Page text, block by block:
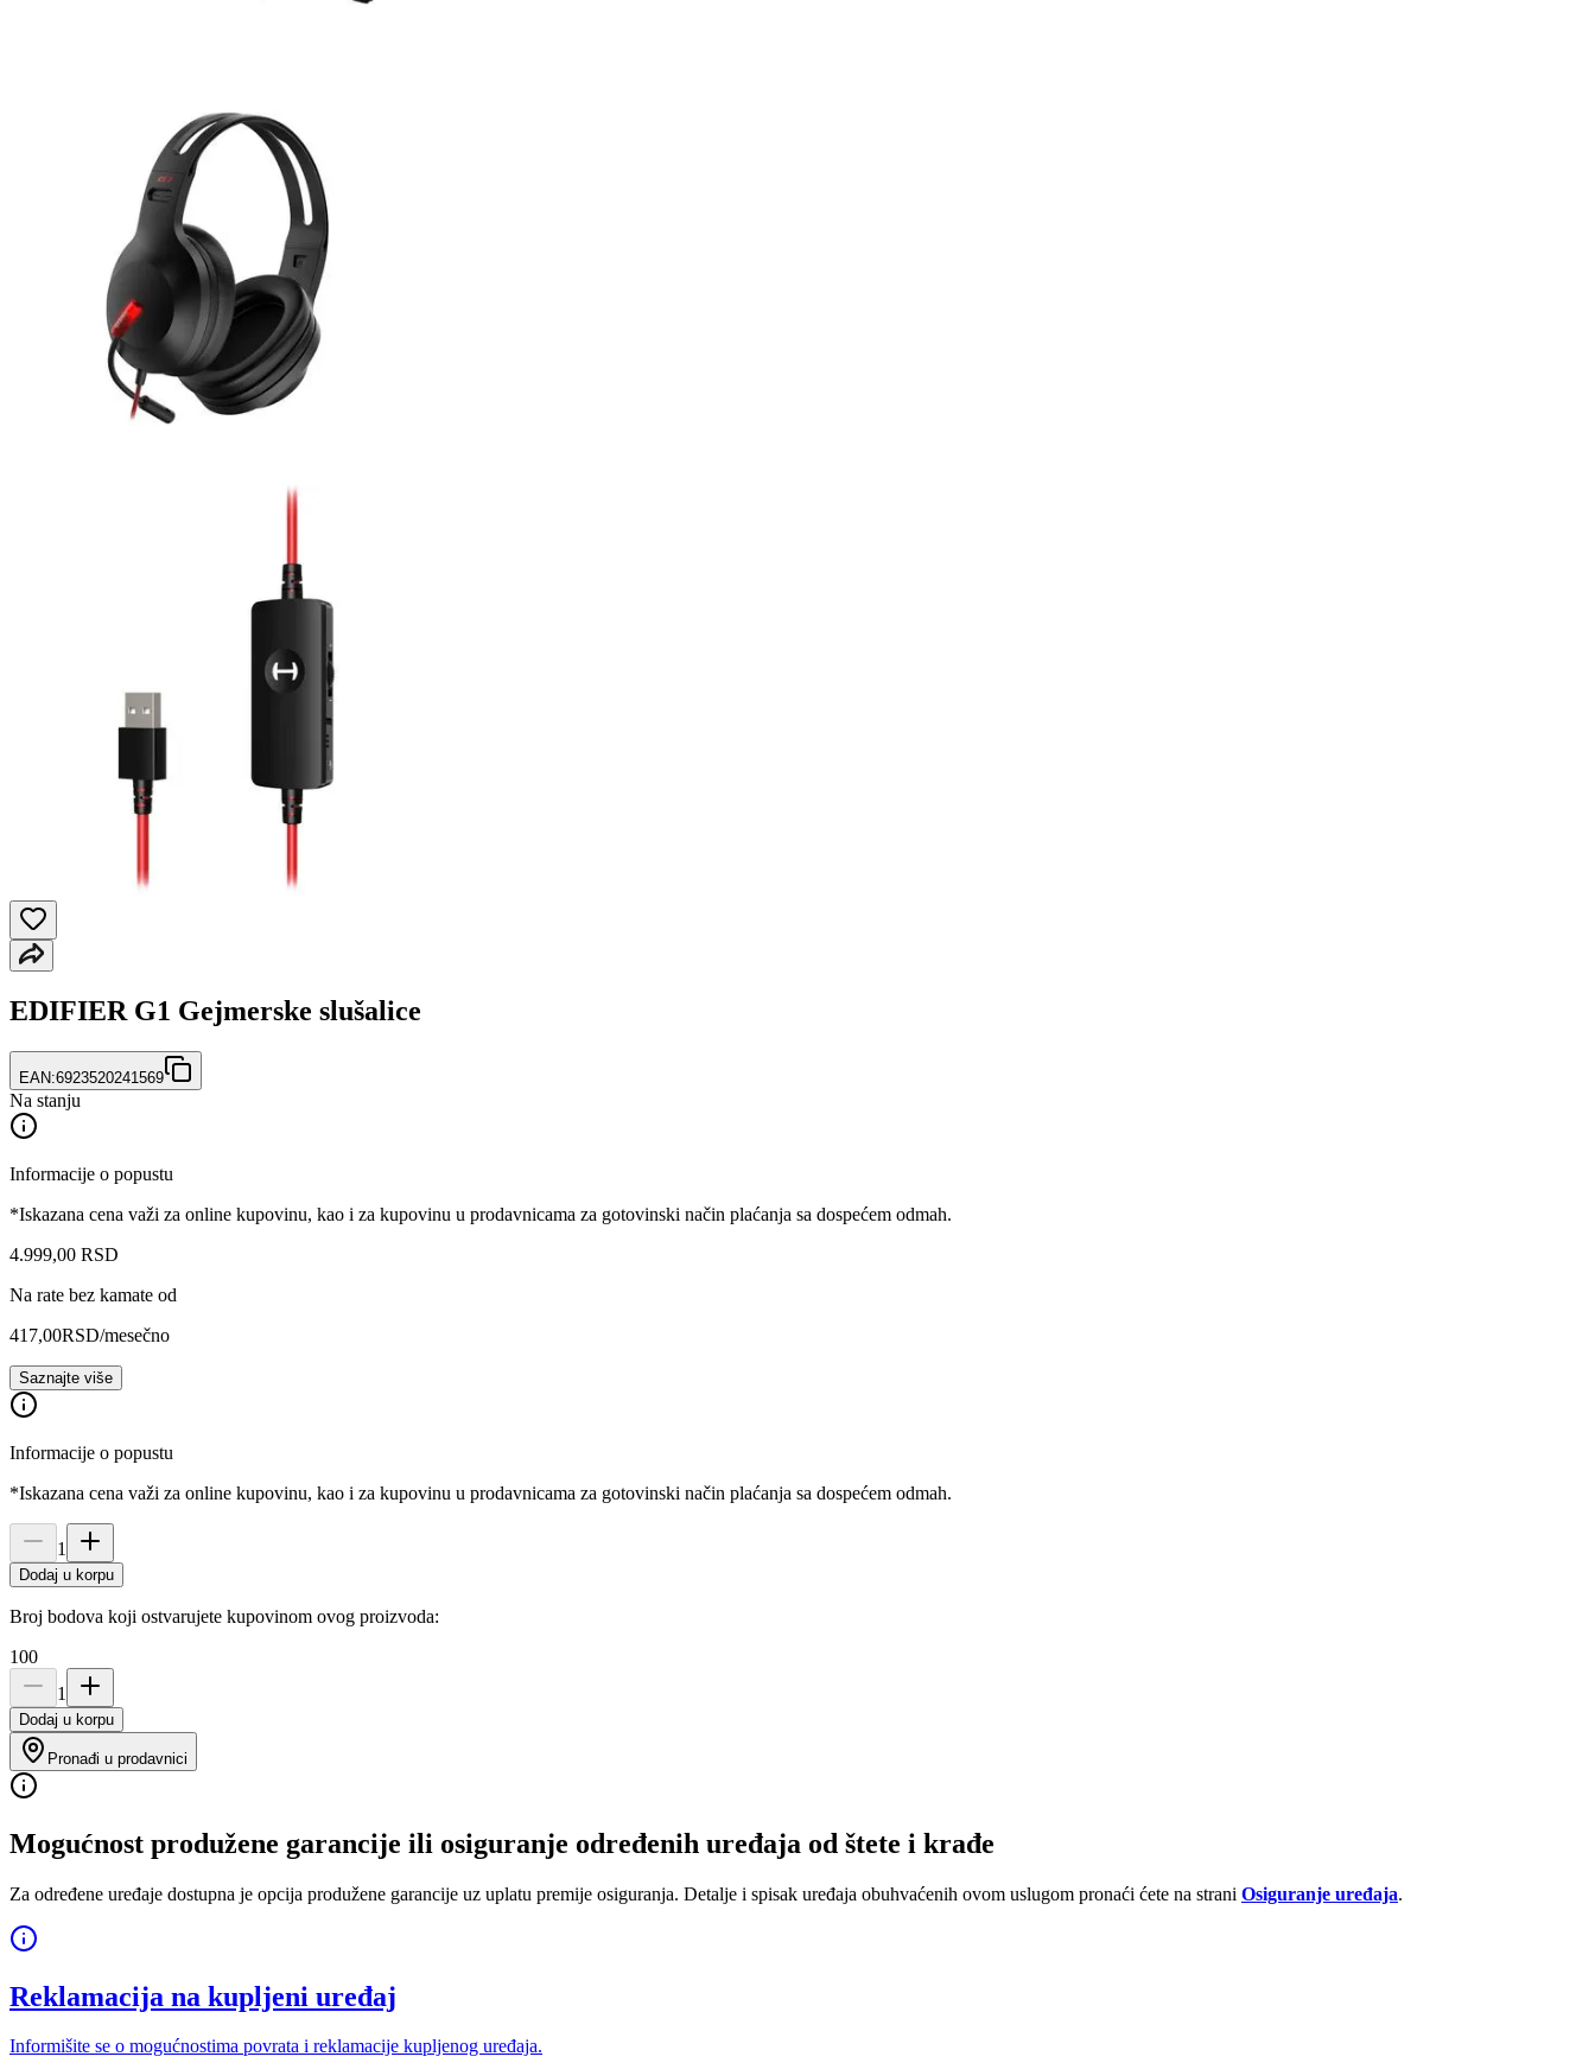
EDIFIER G1 Gejmerske slušalice
EAN:6923520241569
Na stanju
Informacije o popustu
*Iskazana cena važi za online kupovinu, kao i za kupovinu u prodavnicama za gotovinski način plaćanja sa dospećem odmah.
4.999,00 RSD
Na rate bez kamate od
417,00RSD/mesečno
Saznajte više
Informacije o popustu
*Iskazana cena važi za online kupovinu, kao i za kupovinu u prodavnicama za gotovinski način plaćanja sa dospećem odmah.
1
Dodaj u korpu
Broj bodova koji ostvarujete kupovinom ovog proizvoda:
100
1
Dodaj u korpu
Pronađi u prodavnici
Mogućnost produžene garancije ili osiguranje određenih uređaja od štete i krađe
Za određene uređaje dostupna je opcija produžene garancije uz uplatu premije osiguranja. Detalje i spisak uređaja obuhvaćenih ovom uslugom pronaći ćete na strani Osiguranje uređaja.
Reklamacija na kupljeni uređaj
Informišite se o mogućnostima povrata i reklamacije kupljenog uređaja.